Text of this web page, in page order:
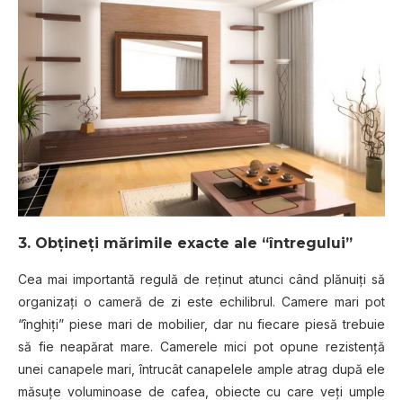
3. Obțineţi mărimile exacte ale “întregului”
Cea mai importantă regulă de reținut atunci când plănuiţi să
organizaţi o cameră de zi este echilibrul. Camere mari pot
“înghiţi” piese mari de mobilier, dar nu fiecare piesă trebuie
să fie neapărat mare. Camerele mici pot opune rezistenţă
unei canapele mari, întrucât canapelele ample atrag după ele
măsuţe voluminoase de cafea, obiecte cu care veţi umple